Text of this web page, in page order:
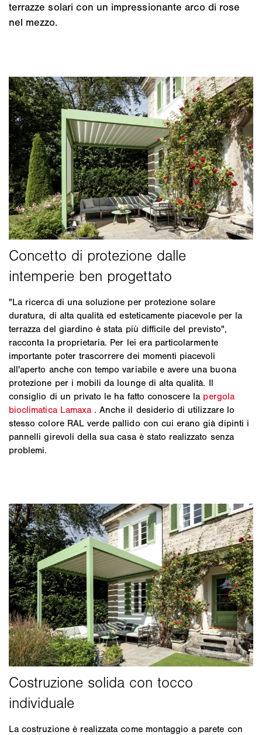
terrazze solari con un impressionante arco di rose
nel mezzo.
"La ricerca di una soluzione per protezione solare
duratura, di alta qualità ed esteticamente piacevole per la
terrazza del giardino è stata più difficile del previsto",
racconta la proprietaria. Per lei era particolarmente
importante poter trascorrere dei momenti piacevoli
all'aperto anche con tempo variabile e avere una buona
protezione per i mobili da lounge di alta qualità. Il
consiglio di un privato le ha fatto conoscere la pergola
bioclimatica Lamaxa. Anche il desiderio di utilizzare lo
stesso colore RAL verde pallido con cui erano già dipinti i
pannelli girevoli della sua casa è stato realizzato senza
problemi.
La costruzione è realizzata come montaggio a parete con